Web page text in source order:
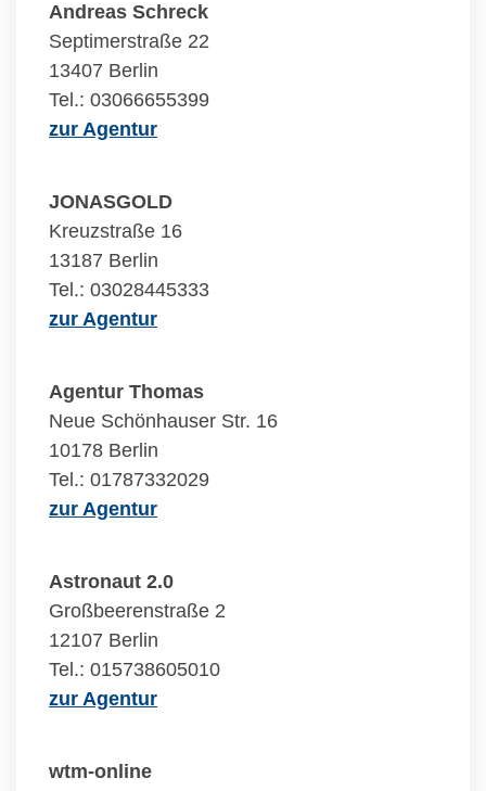
Andreas Schreck
Septimerstraße 22
13407 Berlin
Tel.: 03066655399
zur Agentur
JONASGOLD
Kreuzstraße 16
13187 Berlin
Tel.: 03028445333
zur Agentur
Agentur Thomas
Neue Schönhauser Str. 16
10178 Berlin
Tel.: 01787332029
zur Agentur
Astronaut 2.0
Großbeerenstraße 2
12107 Berlin
Tel.: 015738605010
zur Agentur
wtm-online